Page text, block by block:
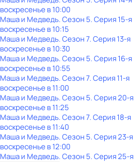
воскресенье в10:00
Маша и Медведь. Сезон 5. Серия 15-я
воскресенье в10:15
Маша и Медведь. Сезон 7. Серия 13-я
воскресенье в10:30
Маша и Медведь. Сезон 5. Серия 16-я
воскресенье в10:55
Маша и Медведь. Сезон 7. Серия 11-я
воскресенье в11:00
Маша и Медведь. Сезон 5. Серия 20-я
воскресенье в11:25
Маша и Медведь. Сезон 7. Серия 18-я
воскресенье в11:40
Маша и Медведь. Сезон 5. Серия 23-я
воскресенье в12:00
Маша и Медведь. Сезон 5. Серия 25-я